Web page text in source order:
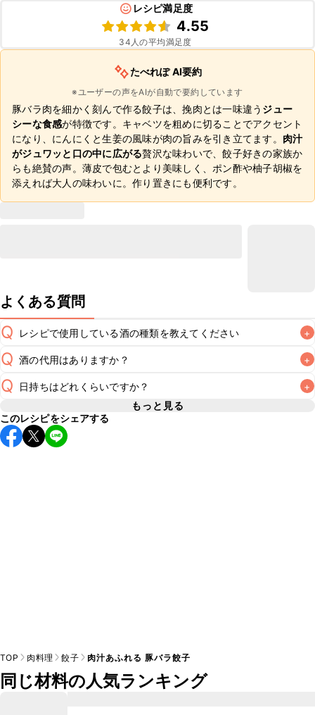
レシピ満足度
4.55
34 人の平均満足度
たべれぽ AI要約
※ユーザーの声をAIが自動で要約しています
豚バラ肉を細かく刻んで作る餃子は、挽肉とは一味違う ジュー
シーな食感が特徴です。キャベツを粗めに切ることでアクセント
になり、にんにくと生姜の風味が肉の旨みを引き立てます。 肉汁
がジュワッと口の中に広がる贅沢な味わいで、餃子好きの家族か
らも絶賛の声。薄皮で包むとより美味しく、ポン酢や柚子胡椒を
添えれば大人の味わいに。作り置きにも便利です。
よくある質問
Q レシピで使用している酒の種類を教えてください +
A
Q 酒の代用はありますか？ +
A
Q 日持ちはどれくらいですか？ +
A
保存期間は冷蔵で翌日中が目安です。なるべくお早めにお召
し上がりください。
もっと見る
このレシピをシェアする
TOP 肉料理 餃子 肉汁あふれる 豚バラ餃子
同じ材料の人気ランキング